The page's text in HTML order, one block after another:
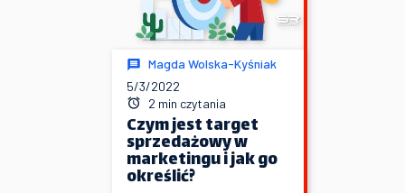
Magda Wolska-Kyśniak
5/3/2022
2 min czytania
Czym jest target
sprzedażowy w
marketingu i jak go
określić?